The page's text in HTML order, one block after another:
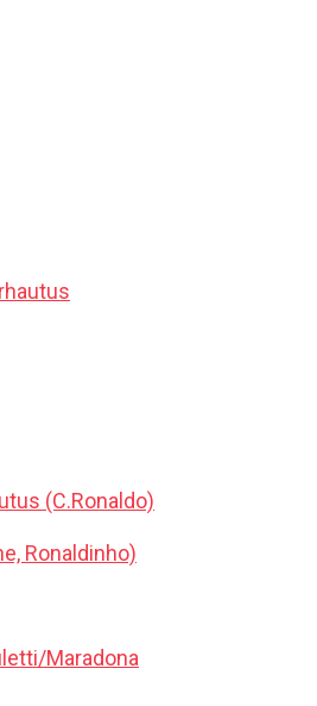
(C.Ronaldo)
Ronaldinho)
Maradona